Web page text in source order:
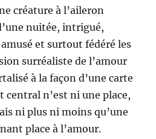
créature à l’aileron
nuitée, intrigué,
et surtout fédéré les
surréaliste de l’amour
à la façon d’une carte
central n’est ni une place,
ni plus ni moins qu’une
place à l’amour.